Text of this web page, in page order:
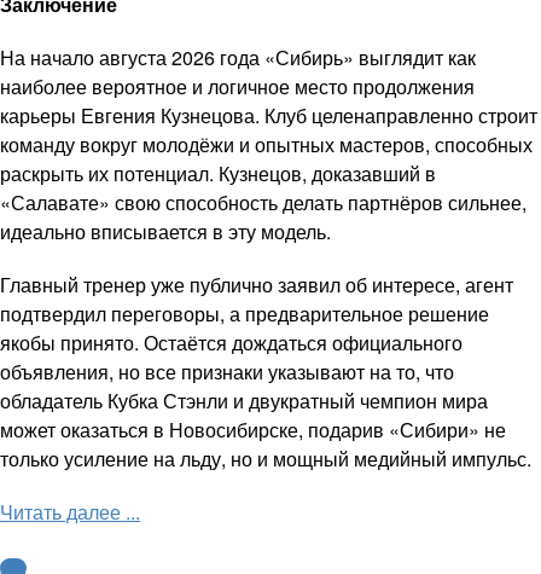
На начало августа 2026 года «Сибирь» выглядит как
наиболее вероятное и логичное место продолжения
карьеры Евгения Кузнецова. Клуб целенаправленно строит
команду вокруг молодёжи и опытных мастеров, способных
раскрыть их потенциал. Кузнецов, доказавший в
«Салавате» свою способность делать партнёров сильнее,
идеально вписывается в эту модель.
Главный тренер уже публично заявил об интересе, агент
подтвердил переговоры, а предварительное решение
якобы принято. Остаётся дождаться официального
объявления, но все признаки указывают на то, что
обладатель Кубка Стэнли и двукратный чемпион мира
может оказаться в Новосибирске, подарив «Сибири» не
только усиление на льду, но и мощный медийный импульс.
Читать далее ...
КХЛ